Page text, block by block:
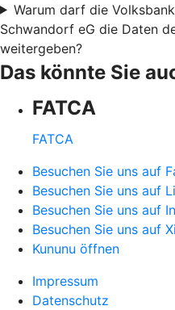
Warum darf die
Schwandorf eG die Daten
weitergeben?
Das könnte Sie
FATCA
FATCA
Besuchen Sie uns auf
Besuchen Sie uns auf
Besuchen Sie uns auf
Besuchen Sie uns auf
Kununu öffnen
Impressum
Datenschutz